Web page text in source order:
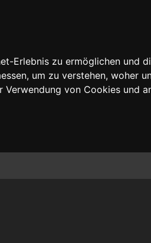
Erlebnis zu ermöglichen und
um zu verstehen, woher
von Cookies und